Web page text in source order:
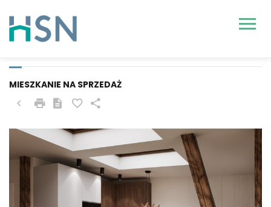
SZCZECIN, ŚRÓDMIEŚCIE,
KRÓLOWEJ JADWIGI
MIESZKANIE NA SPRZEDAŻ